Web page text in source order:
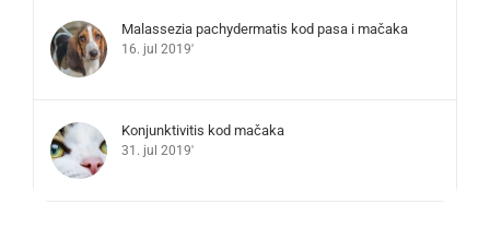
Malassezia pachydermatis kod pasa i mačaka
16. jul 2019'
Konjunktivitis kod mačaka
31. jul 2019'